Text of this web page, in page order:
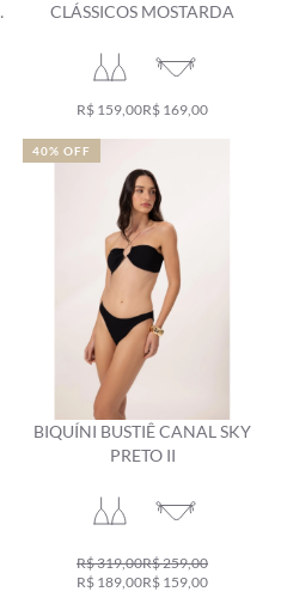
CLÁSSICOS MOSTARDA
R$ 159,00R$ 169,00
BIQUÍNI BUSTIÊ CANAL SKY
PRETO II
R$ 319,00
R$ 189,00
R$ 259,00
R$ 159,00
40% OFF